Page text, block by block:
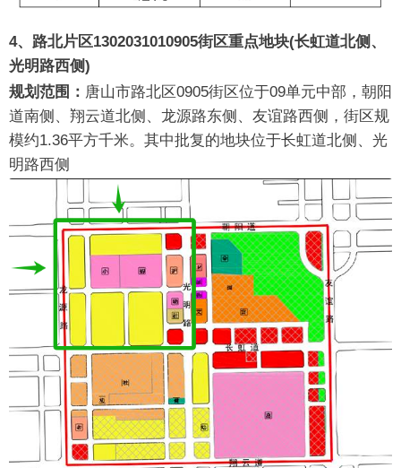
4、路北片区1302031010905街区重点地块(长虹道北侧、
光明路西侧)
规划范围： 唐山市路北区0905街区位于09单元中部，朝阳
道南侧、翔云道北侧、龙源路东侧、友谊路西侧，街区规
模约1.36平方千米。其中批复的地块位于长虹道北侧、光
明路西侧